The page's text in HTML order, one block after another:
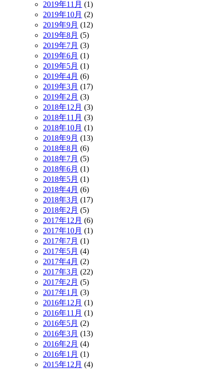
2019年11月 (1)
2019年10月 (2)
2019年9月 (12)
2019年8月 (5)
2019年7月 (3)
2019年6月 (1)
2019年5月 (1)
2019年4月 (6)
2019年3月 (17)
2019年2月 (3)
2018年12月 (3)
2018年11月 (3)
2018年10月 (1)
2018年9月 (13)
2018年8月 (6)
2018年7月 (5)
2018年6月 (1)
2018年5月 (1)
2018年4月 (6)
2018年3月 (17)
2018年2月 (5)
2017年12月 (6)
2017年10月 (1)
2017年7月 (1)
2017年5月 (4)
2017年4月 (2)
2017年3月 (22)
2017年2月 (5)
2017年1月 (3)
2016年12月 (1)
2016年11月 (1)
2016年5月 (2)
2016年3月 (13)
2016年2月 (4)
2016年1月 (1)
2015年12月 (4)